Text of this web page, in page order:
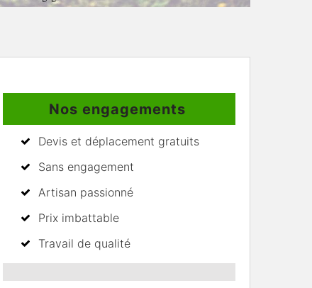
Nos engagements
Devis et déplacement gratuits
Sans engagement
Artisan passionné
Prix imbattable
Travail de qualité